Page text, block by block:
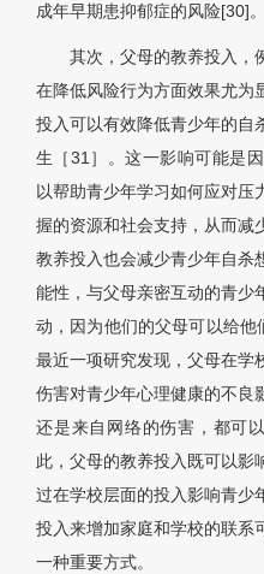
成年早期患抑郁症的风险[30]。
其次，父母的教养投入，
在降低风险行为方面效果尤为
投入可以有效降低青少年的自
生［31］。这一影响可能是
以帮助青少年学习如何应对压
握的资源和社会支持，从而减
教养投入也会减少青少年自杀
能性，与父母亲密互动的青少
动，因为他们的父母可以给他
最近一项研究发现，父母在学
伤害对青少年心理健康的不良
还是来自网络的伤害，都可
此，父母的教养投入既可以影
过在学校层面的投入影响青少
投入来增加家庭和学校的联系
一种重要方式。